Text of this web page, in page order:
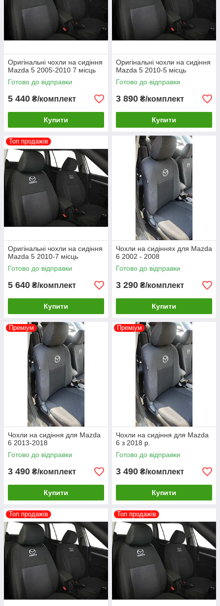
Оригінальні чохли на сидіння
Mazda 5 2005-2010 7 місць
Готово до відправки
5 440 ₴/комплект
Купити
Оригінальні чохли на сидіння
Mazda 5 2010-5 місць
Готово до відправки
3 890 ₴/комплект
Купити
Топ продажів
Оригінальні чохли на сидіння
Mazda 5 2010-7 місць
Готово до відправки
5 640 ₴/комплект
Купити
Чохли на сидіннях для Mazda
6 2002 - 2008
Готово до відправки
3 290 ₴/комплект
Купити
Преміум
Чохли на сидіння для Mazda
6 2013-2018
Готово до відправки
3 490 ₴/комплект
Купити
Преміум
Чохли на сидіння для Mazda
6 з 2018 р.
Готово до відправки
3 490 ₴/комплект
Купити
Топ продажів Топ продажів